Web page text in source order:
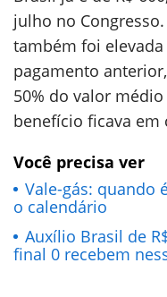
julho no
também foi elevada
pagamento
50% do valor
benefício ficava em
Você precisa ver
Vale-gás: quando
o calendário
Auxílio Brasil de
final 0 recebem